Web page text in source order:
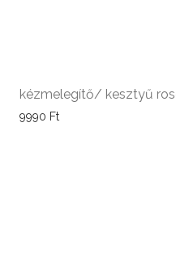
kézmelegítő/ kesztyű
9990 Ft